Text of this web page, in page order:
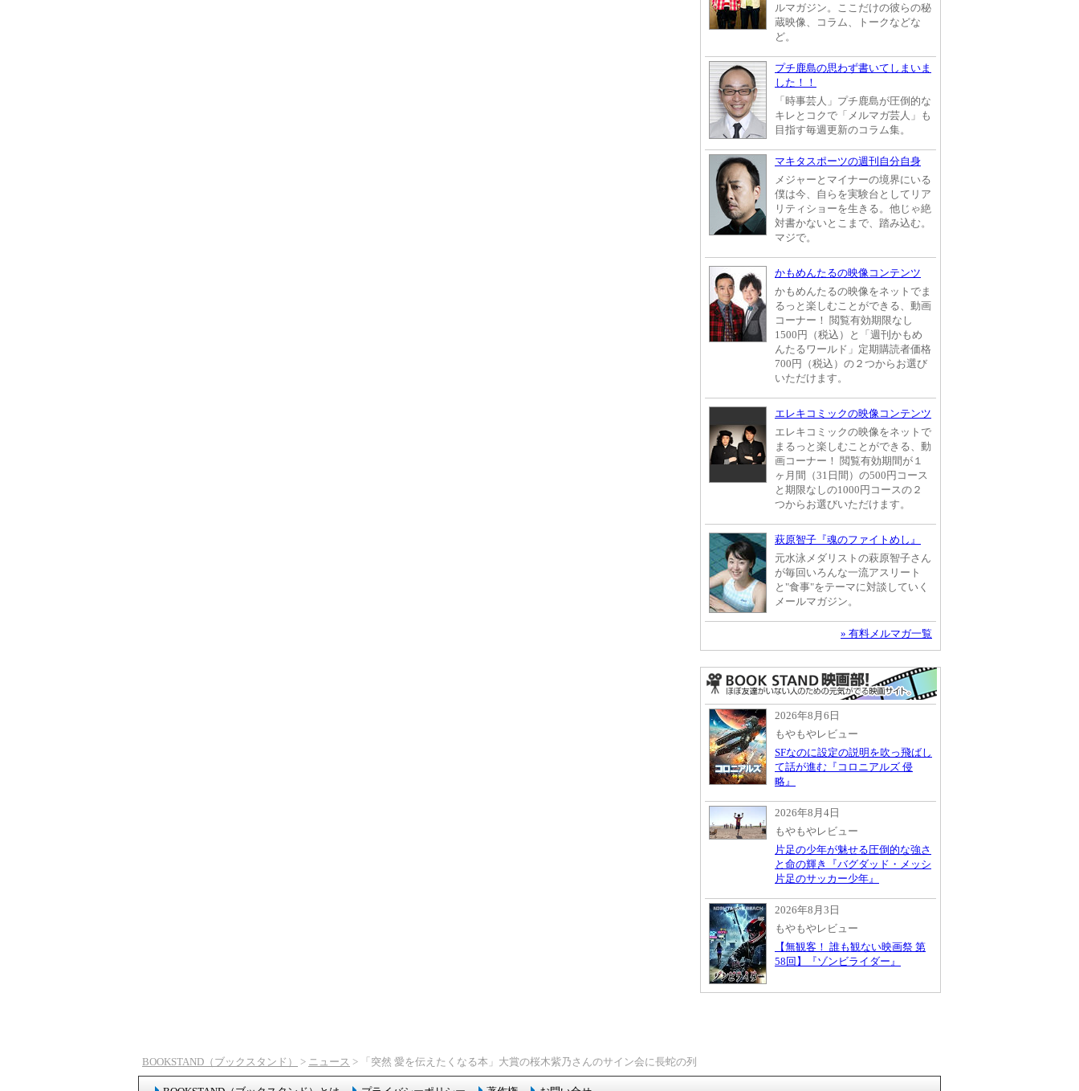
ルマガジン。ここだけの彼らの秘
蔵映像、コラム、トークなどな
ど。
プチ鹿島の思わず書いてしまいま
した！！
「時事芸人」プチ鹿島が圧倒的な
キレとコクで「メルマガ芸人」も
目指す毎週更新のコラム集。
マキタスポーツの週刊自分自身
メジャーとマイナーの境界にいる
僕は今、自らを実験台としてリア
リティショーを生きる。他じゃ絶
対書かないとこまで、踏み込む。
マジで。
かもめんたるの映像コンテンツ
かもめんたるの映像をネットでま
るっと楽しむことができる、動画
コーナー！ 閲覧有効期限なし
1500円（税込）と「週刊かもめ
んたるワールド」定期購読者価格
700円（税込）の２つからお選び
いただけます。
エレキコミックの映像コンテンツ
エレキコミックの映像をネットで
まるっと楽しむことができる、動
画コーナー！ 閲覧有効期間が１
ヶ月間（31日間）の500円コース
と期限なしの1000円コースの２
つからお選びいただけます。
萩原智子『魂のファイトめし』
元水泳メダリストの萩原智子さん
が毎回いろんな一流アスリート
と"食事"をテーマに対談していく
メールマガジン。
» 有料メルマガ一覧
2026年8月6日
もやもやレビュー
SFなのに設定の説明を吹っ飛ばし
て話が進む『コロニアルズ 侵
略』
2026年8月4日
もやもやレビュー
片足の少年が魅せる圧倒的な強さ
と命の輝き『バグダッド・メッシ
片足のサッカー少年』
2026年8月3日
もやもやレビュー
【無観客！ 誰も観ない映画祭 第
58回】『ゾンビライダー』
BOOKSTAND（ブックスタンド） > ニュース > 「突然 愛を伝えたくなる本」大賞の桜木紫乃さんのサイン会に長蛇の列